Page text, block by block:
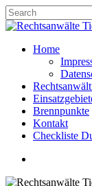
Skip
to
content
Close
Menu
Home
Brennpunkte
Kontakt
Checkliste